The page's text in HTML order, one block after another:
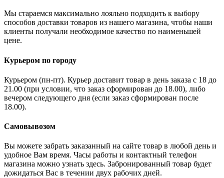
Мы стараемся максимально лояльно подходить к выбору
способов доставки товаров из нашего магазина, чтобы наши
клиенты получали необходимое качество по наименьшей
цене.
Курьером по городу
Курьером (пн-пт). Курьер доставит товар в день заказа с 18 до
21.00 (при условии, что заказ сформирован до 18.00), либо
вечером следующего дня (если заказ сформирован после
18.00).
Самовывозом
Вы можете забрать заказанный на сайте товар в любой день и
удобное Вам время. Часы работы и контактный телефон
магазина можно узнать здесь. Забронированный товар будет
дожидаться Вас в течении двух рабочих дней.